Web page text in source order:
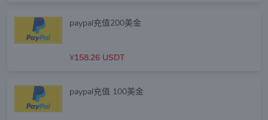
paypal充值200美金
¥158.26 USDT
paypal充值 100美金